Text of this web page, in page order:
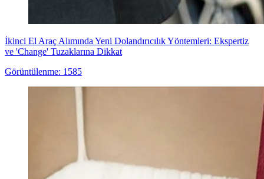
İkinci El Araç Alımında Yeni Dolandırıcılık Yöntemleri: Ekspertiz
ve 'Change' Tuzaklarına Dikkat
Görüntülenme: 1585